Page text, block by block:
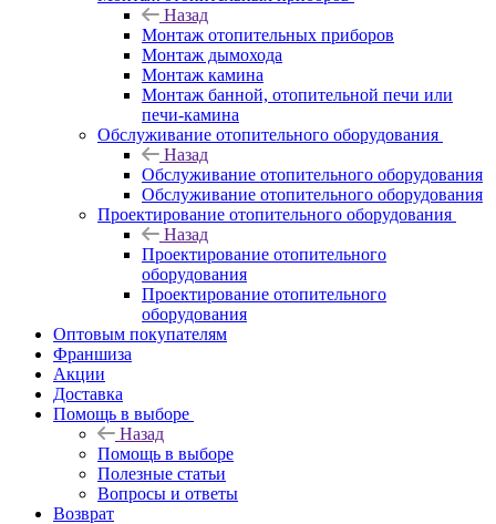
Назад
Монтаж отопительных приборов
Монтаж дымохода
Монтаж камина
Монтаж банной, отопительной печи или
печи-камина
Обслуживание отопительного оборудования
Назад
Обслуживание отопительного оборудования
Обслуживание отопительного оборудования
Проектирование отопительного оборудования
Назад
Проектирование отопительного
оборудования
Проектирование отопительного
оборудования
Оптовым покупателям
Франшиза
Акции
Доставка
Помощь в выборе
Назад
Помощь в выборе
Полезные статьи
Вопросы и ответы
Возврат